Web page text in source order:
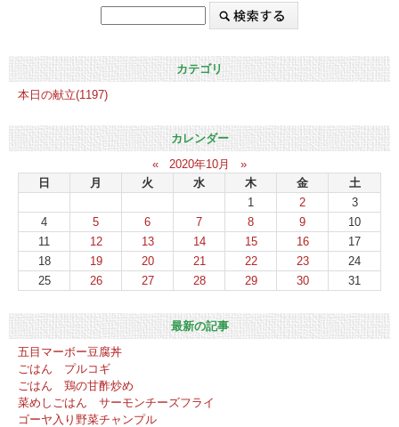
カテゴリ
本日の献立(1197)
カレンダー
«
2020年10月
»
日
月 火 水 木 金
土
1
2
3
4
5 6 7 8 9
10
11
12 13 14 15 16
17
18
19 20 21 22 23
24
25
26 27 28 29 30 31
最新の記事
五目マーボー豆腐丼
ごはん プルコギ
ごはん 鶏の甘酢炒め
菜めしごはん サーモンチーズフライ
ゴーヤ入り野菜チャンプル